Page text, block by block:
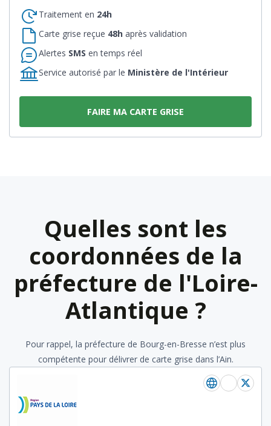
Traitement en 24h
Carte grise reçue 48h après validation
Alertes SMS en temps réel
Service autorisé par le Ministère de l'Intérieur
FAIRE MA CARTE GRISE
Quelles sont les
coordonnées de la
préfecture de l'Loire-
Atlantique ?
Pour rappel, la préfecture de Bourg-en-Bresse n’est plus
compétente pour délivrer de carte grise dans l’Ain.